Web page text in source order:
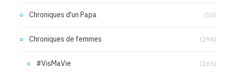
Chroniques d'un Papa (50)
Chroniques de femmes (294)
#VisMaVie (165)